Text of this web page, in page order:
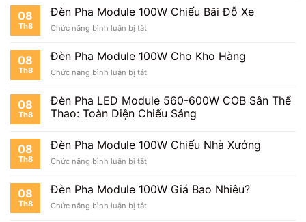
Pha
Module
100W
Công
08
Th8
Đèn Pha Module 100W Chiếu Bãi Đỗ Xe
Chức năng bình luận bị tắtở
Pha
Module
100W
Bãi
Đỗ
Xe
08
Th8
Đèn Pha Module 100W Cho Kho Hàng
Chức năng bình luận bị tắtở
Pha
Module
100W
Kho
08
Th8
Đèn Pha LED Module 560-600W COB Sân Thể
Thao: Toàn Diện Chiếu Sáng
08
Th8
Đèn Pha Module 100W Chiếu Nhà Xưởng
Chức năng bình luận bị tắtở
Pha
Module
100W
08
Th8
Đèn Pha Module 100W Giá Bao Nhiêu?
Chức năng bình luận bị tắtở